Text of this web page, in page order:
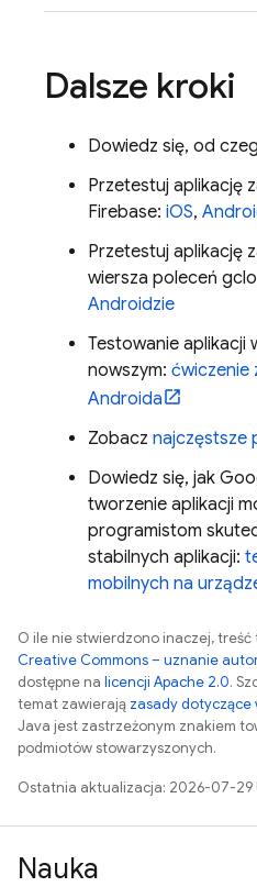
Dalsze kroki
Dowiedz się, od
Przetestuj aplikację
Firebase: iOS,
Przetestuj aplikację
wiersza poleceń
Androidzie
Testowanie aplikacji
nowszym: ćwiczenie
Androida
Zobacz najczęstsze
Dowiedz się, jak
tworzenie aplikacji
programistom
stabilnych aplikacji:
mobilnych na
O ile nie stwierdzono inaczej,
Creative Commons – uznanie
dostępne na licencji Apache 2.0.
temat zawierają zasady
Java jest zastrzeżonym znakiem
podmiotów stowarzyszonych.
Ostatnia aktualizacja: 2026-07-29
Nauka